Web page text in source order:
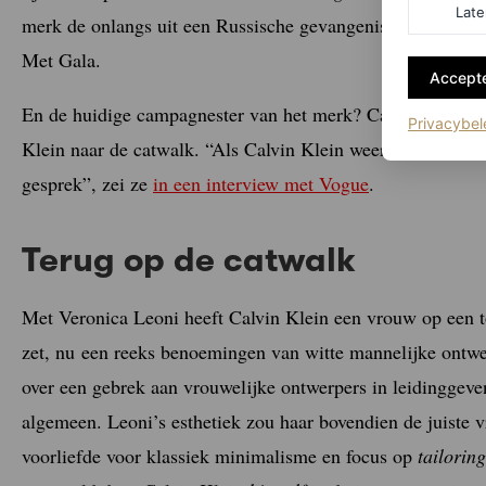
merk de onlangs uit een Russische gevangenis vrijgelaten
Met Gala.
En de huidige campagnester van het merk? Cara
Klein naar de catwalk. “Als Calvin Klein weer een
gesprek”, zei ze in een interview met Vogue.
Terug op de catwalk
Met Veronica Leoni heeft Calvin Klein een vrouw op een
zet, nu een reeks benoemingen van witte mannelijke
over een gebrek aan vrouwelijke ontwerpers in
algemeen. Leoni’s esthetiek zou haar bovendien de
voorliefde voor klassiek minimalisme en focus op tailoring